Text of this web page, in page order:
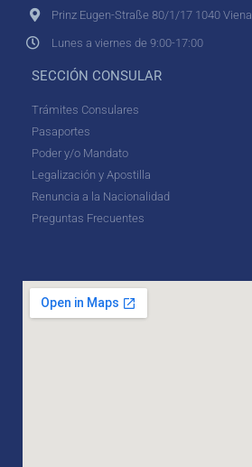
Prinz Eugen-Straße 80/1/17 1040 Viena
Lunes a viernes de 9:00-17:00
SECCIÓN CONSULAR
Trámites Consulares
Pasaportes
Poder y/o Mandato
Legalización y Apostilla
Renuncia a la Nacionalidad
Preguntas Frecuentes